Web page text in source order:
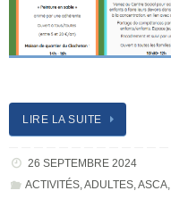
LIRE LA SUITE
26 SEPTEMBRE 2024
ACTIVITÉS,ADULTES,ASCA,